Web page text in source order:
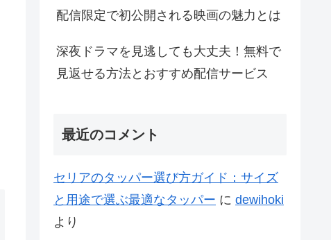
配信限定で初公開される映画の魅力とは
深夜ドラマを見逃しても大丈夫！無料で
見返せる方法とおすすめ配信サービス
最近のコメント
セリアのタッパー選び方ガイド：サイズ
と用途で選ぶ最適なタッパー に dewihoki
より